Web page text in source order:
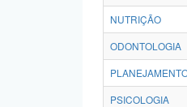
NUTRIÇÃO
ODONTOLOGIA
PSICOLOGIA